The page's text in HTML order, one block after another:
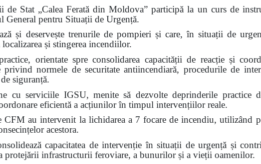
Stat „Calea Ferată din Moldova” participă la un curs de
pentru Situații de Urgență.
și deservește trenurile de pompieri și care, în situații de
și stingerea incendiilor.
orientate spre consolidarea capacității de reacție și
normele de securitate antiincendiară, procedurile de
siguranță.
cu serviciile IGSU, menite să dezvolte deprinderile practice
eficientă a acțiunilor în timpul intervențiilor reale.
au intervenit la lichidarea a 7 focare de incendiu, utilizând
acestora.
capacitatea de intervenție în situații de urgență și
protejării infrastructurii feroviare, a bunurilor și a vieții oamenilor.